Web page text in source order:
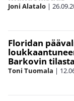
Joni Alatalo |
Floridan
Barkovin tilasta
Toni Tuomala |